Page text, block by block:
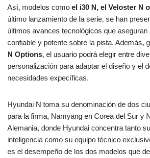
Así, modelos como el i30 N, el Veloster N
último lanzamiento de la serie, se han
últimos avances tecnológicos que
confiable y potente sobre la pista. Además,
N Options, el usuario podrá elegir entre
personalización para adaptar el diseño y el
necesidades expecíficas.
Hyundai N toma su denominación de dos
para la firma, Namyang en Corea del Sur y
Alemania, donde Hyundai concentra tanto
inteligencia como su equipo técnico
es el desempeño de los dos modelos que